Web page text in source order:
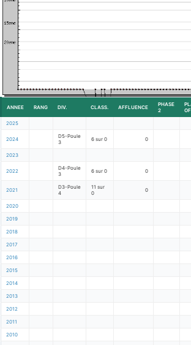
ANNEE RANG DIV. CLASS. AFFLUENCE
PHASE
2
2025
2024
D5-Poule
3
6 sur 0 0
2023
2022
D4-Poule
3
6 sur 0 0
2021
D3-Poule
4
11 sur
0
0
2020
2019
2018
2017
2016
2015
2014
2013
2012
2011
2010